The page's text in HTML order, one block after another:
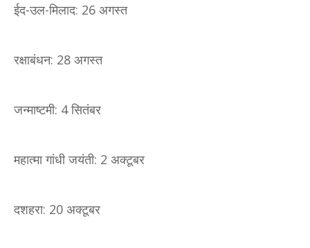
ईद-उल-मिलाद: 26 अगस्त
रक्षाबंधन: 28 अगस्त
जन्माष्टमी: 4 सितंबर
महात्मा गांधी जयंती: 2 अक्टूबर
दशहरा: 20 अक्टूबर